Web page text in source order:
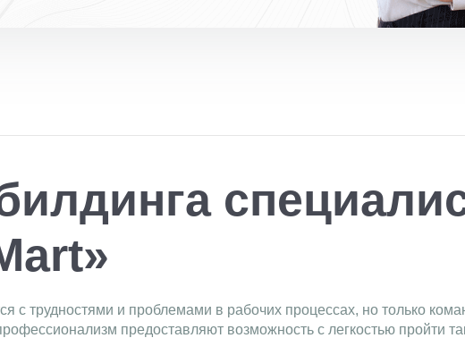
с трудностями и проблемами в рабочих процессах, но только
предоставляют возможность с легкостью пройти